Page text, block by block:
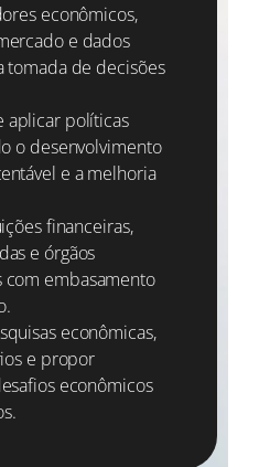
econômicos,
e dados
tomada de decisões
aplicar políticas
o desenvolvimento
e a melhoria
financeiras,
e órgãos
com embasamento
econômicas,
e propor
econômicos